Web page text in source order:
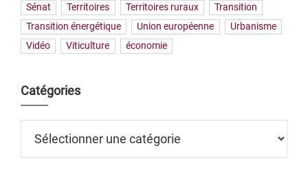
Sénat
Territoires Territoires ruraux
Transition
Transition énergétique
Union européenne
Urbanisme
Vidéo
Viticulture économie
Catégories